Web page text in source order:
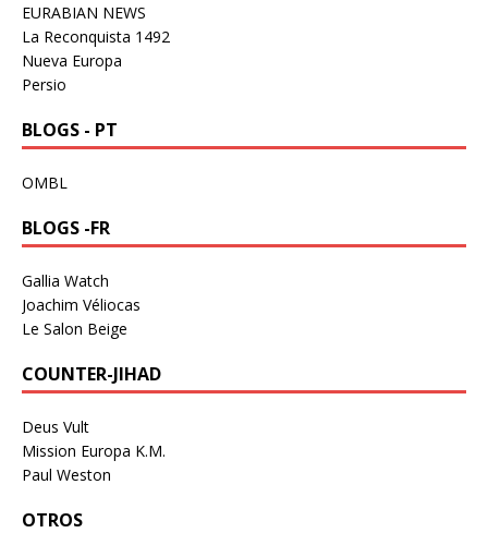
EURABIAN NEWS
La Reconquista 1492
Nueva Europa
Persio
BLOGS - PT
OMBL
BLOGS -FR
Gallia Watch
Joachim Véliocas
Le Salon Beige
COUNTER-JIHAD
Deus Vult
Mission Europa K.M.
Paul Weston
OTROS